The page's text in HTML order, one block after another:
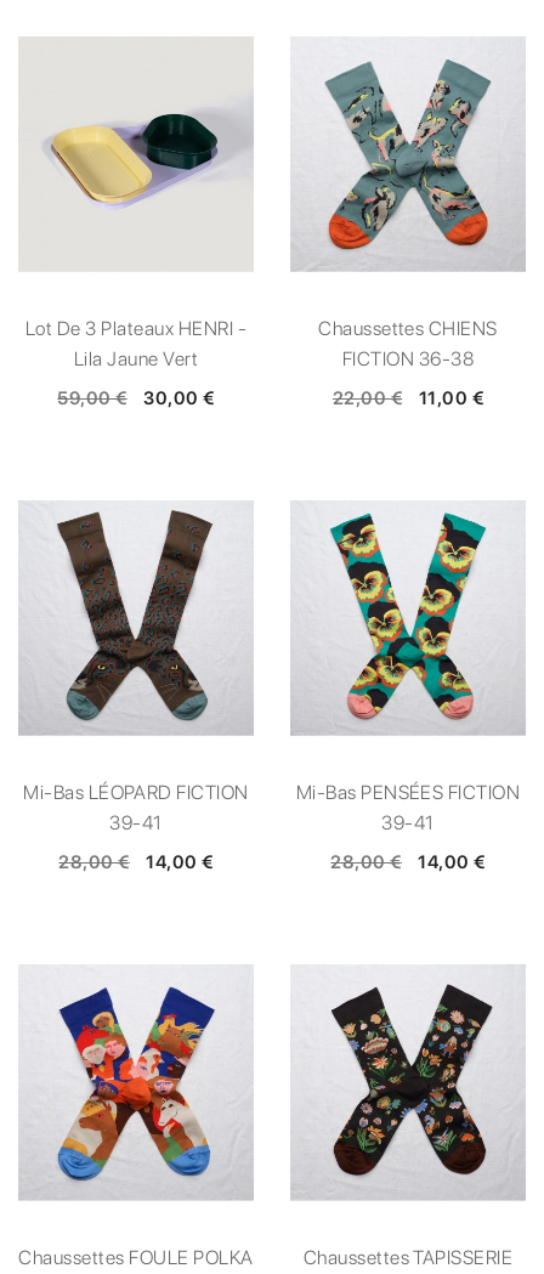
Lot De 3 Plateaux HENRI -
Lila Jaune Vert
59,00 € 30,00 €
Chaussettes CHIENS
FICTION 36-38
22,00 € 11,00 €
Mi-Bas LÉOPARD FICTION
39-41
28,00 € 14,00 €
Mi-Bas PENSÉES FICTION
39-41
28,00 € 14,00 €
Chaussettes FOULE POLKA
Chaussettes TAPISSERIE